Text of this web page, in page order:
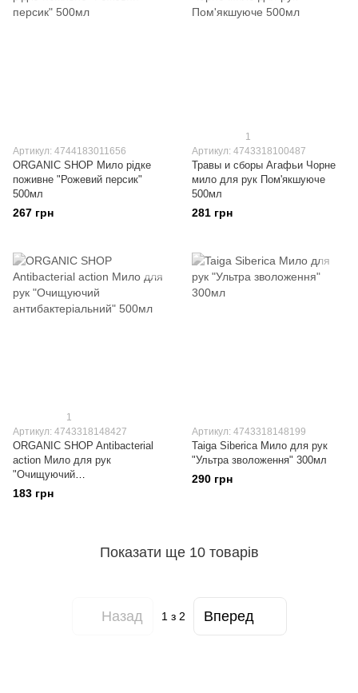
Артикул: 4744183011656
ORGANIC SHOP Мило рідке
поживне "Рожевий персик"
500мл
267 грн
1
Артикул: 4743318100487
Травы и сборы Агафьи Чорне
мило для рук Пом'якшуюче
500мл
281 грн
1
Артикул: 4743318148427
ORGANIC SHOP Antibacterial
action Мило для рук
"Очищуючий
антибактеріальний" 500мл
183 грн
Артикул: 4743318148199
Taiga Siberica Мило для рук
"Ультра зволоження" 300мл
290 грн
Показати ще 10 товарів
Назад 1 з 2 Вперед